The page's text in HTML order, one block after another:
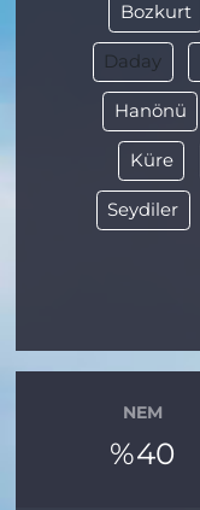
Bozkurt
Daday
Hanönü
Küre
Seydiler
NEM
%40